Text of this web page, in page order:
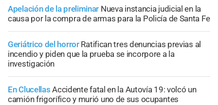
Apelación de la preliminar Nueva instancia judicial en la
causa por la compra de armas para la Policía de Santa Fe
Geriátrico del horror Ratifican tres denuncias previas al
incendio y piden que la prueba se incorpore a la
investigación
En Clucellas Accidente fatal en la Autovía 19: volcó un
camión frigorífico y murió uno de sus ocupantes